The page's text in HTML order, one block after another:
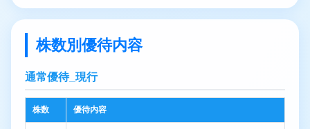
株数別優待内容
通常優待_現行
株数 優待内容